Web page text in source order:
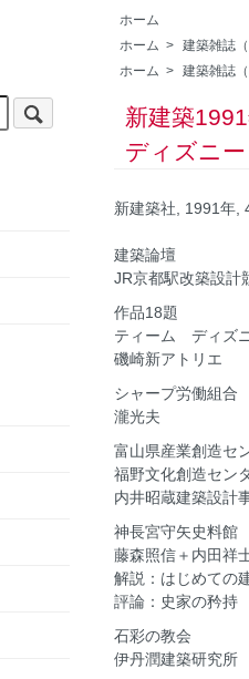
ホーム
ホーム > 建築雑誌
ホーム > 建築雑誌（
新建築
ディズニ
新建築社, 1991年,
建築論壇
JR京都駅改築設計
作品18題
ティーム ディズ
磯崎新アトリエ
シャープ労働組
瀧光夫
富山県産業創造セ
福野文化創造セン
内井昭蔵建築設計
神長宮守矢史料館
藤森照信＋内田祥
解説：はじめて
評論：史家の矜
石彩の教会
伊丹潤建築研究所